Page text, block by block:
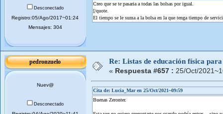
Desconectado
Registro:05/Ago/2017~01:24
Mensajes: 304
Creo que se te pasaria a todas las bolsas por igual.
[/quote.
El tiempo se le suma a la bolsa en la que tenga tiempo de
pedronzuelo
Nuev@
Desconectado
Re: Listas de educación física
« Respuesta #657 : 25/Oct/
Cita de: Lucia_Mar en 25/Oct/2021~09:59
Buenas Zeronter.